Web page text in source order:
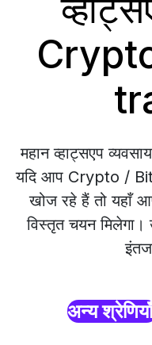
महान व्हाट्सएप
यदि आप Crypto /
खोज रहे हैं तो यहाँ
विस्तृत चयन
अन्य